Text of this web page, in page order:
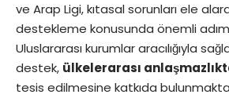
ve Arap Ligi, kıtasal sorunları ele
destekleme konusunda önemli
Uluslararası kurumlar aracılığıyla
destek, ülkelerarası
tesis edilmesine katkıda